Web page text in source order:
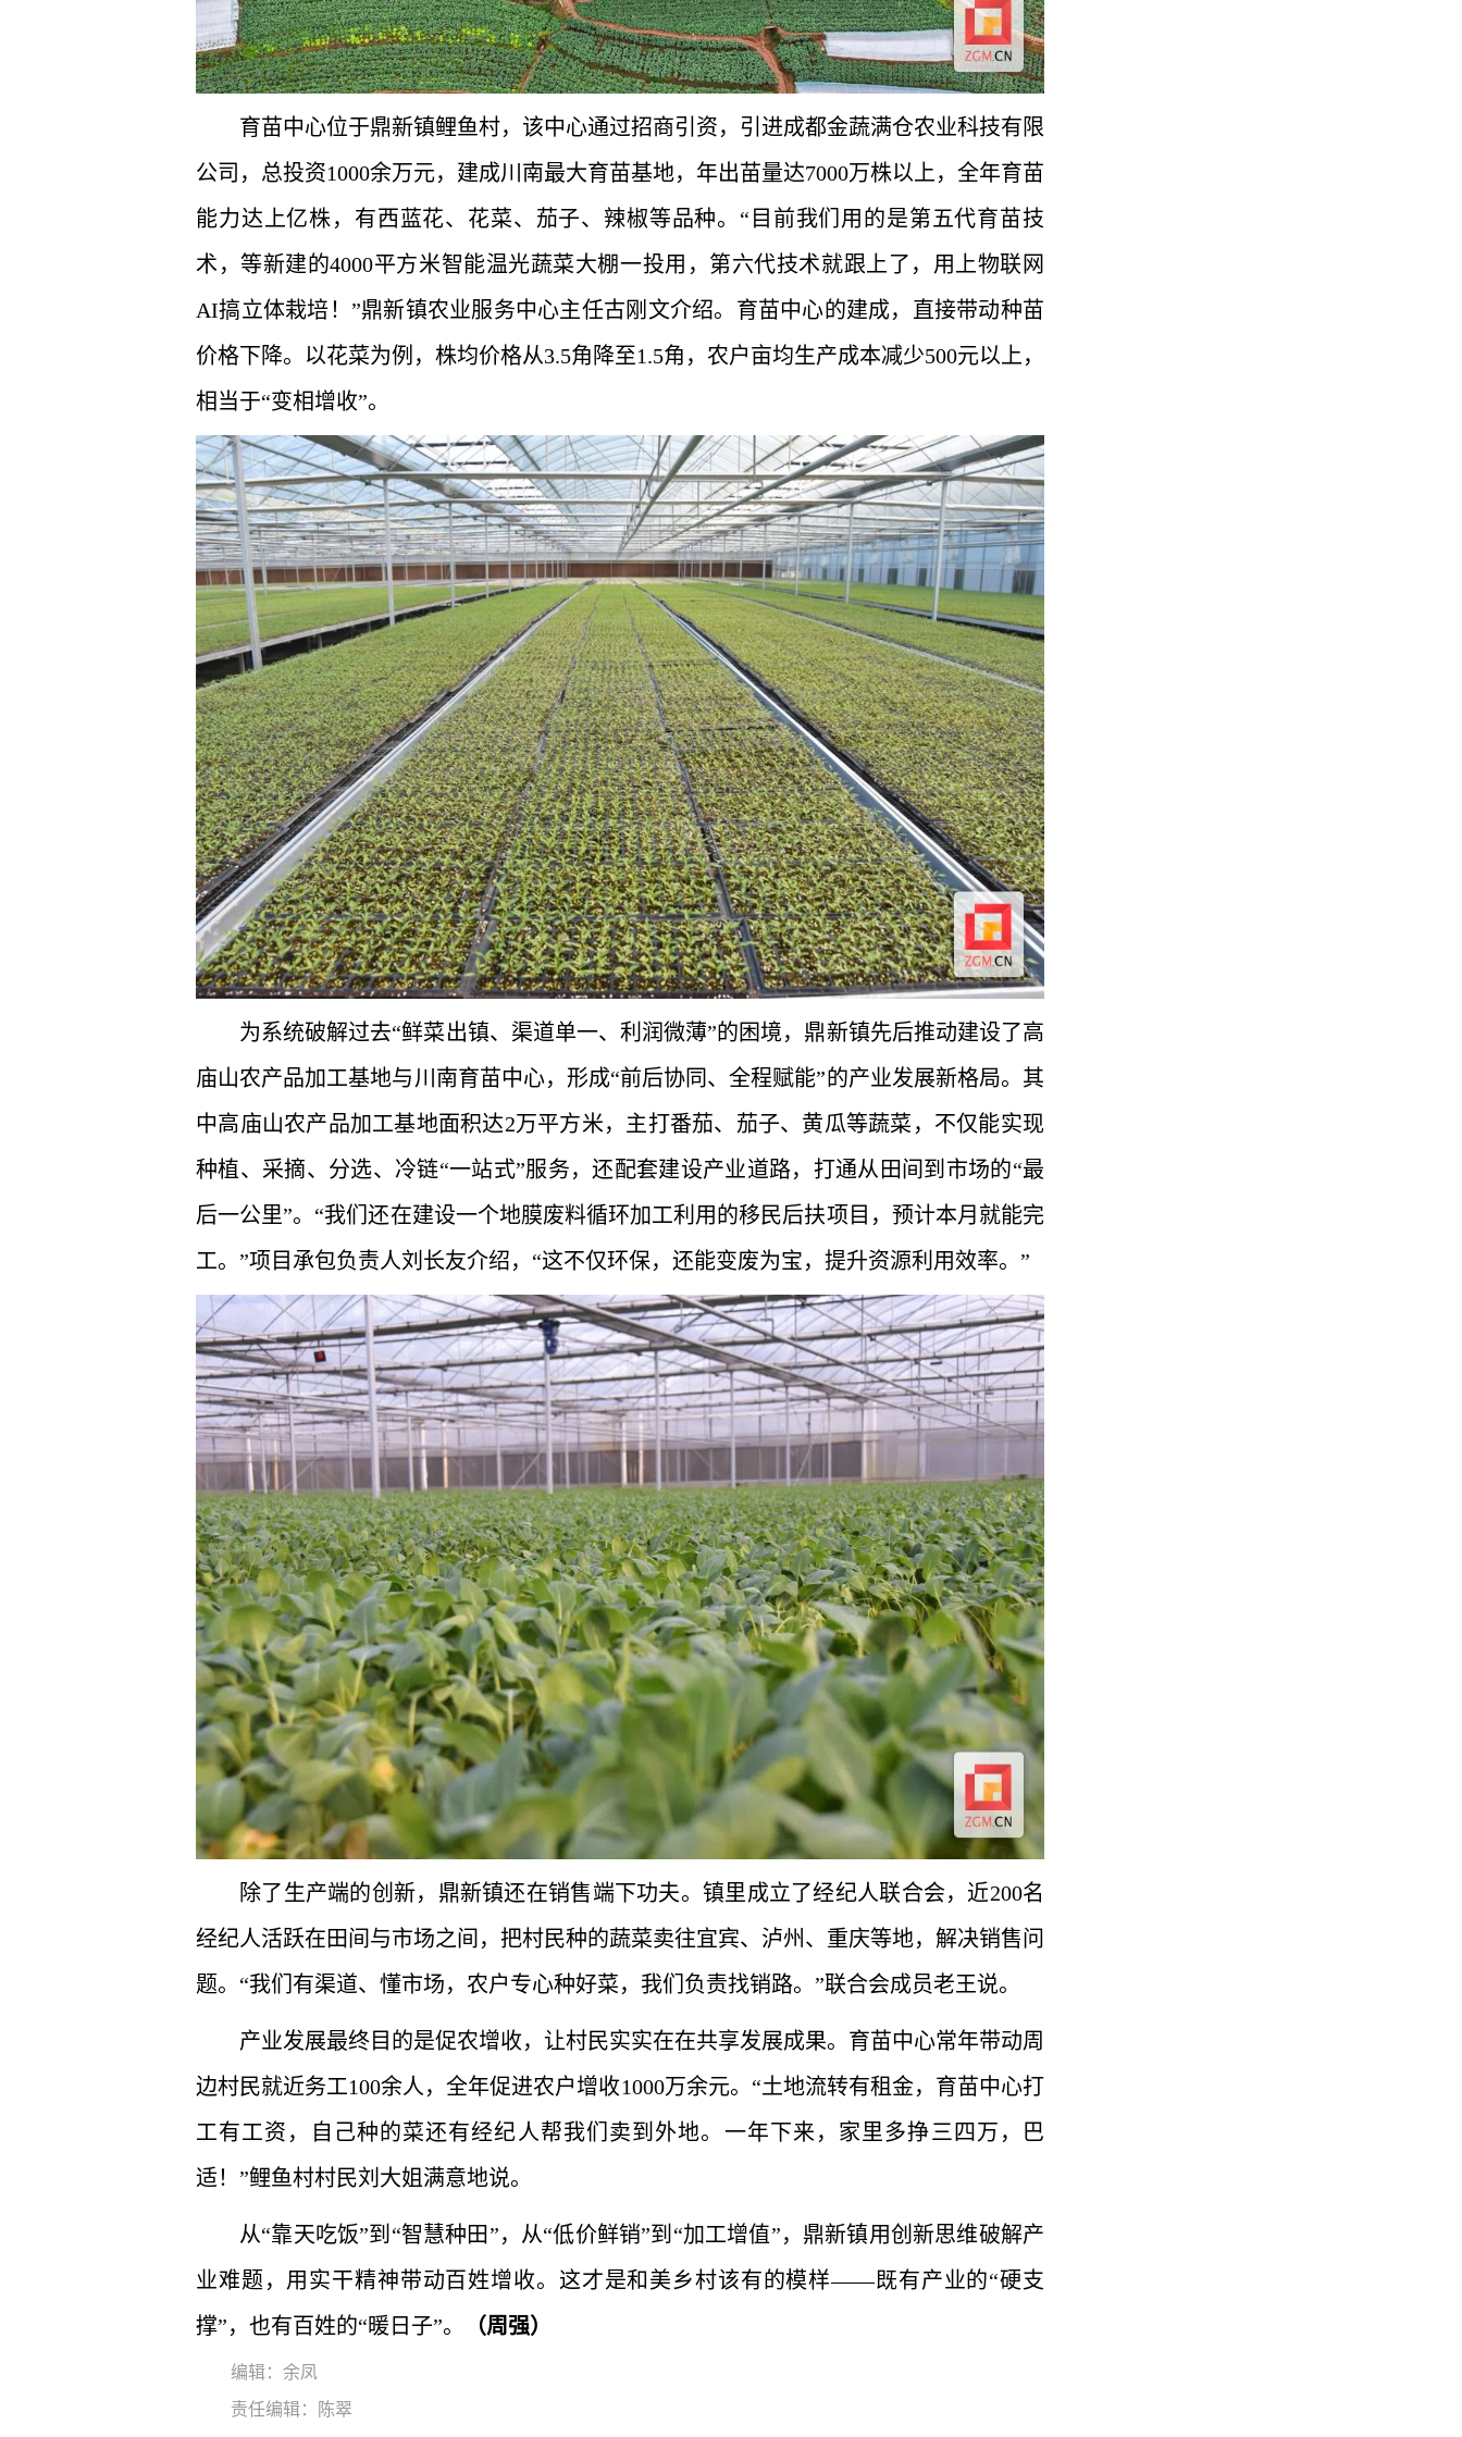
育苗中心位于鼎新镇鲤鱼村，该中心通过招商引资，引进成都金蔬满仓农业科技有限
公司，总投资1000余万元，建成川南最大育苗基地，年出苗量达7000万株以上，全年育苗
能力达上亿株，有西蓝花、花菜、茄子、辣椒等品种。“目前我们用的是第五代育苗技
术，等新建的4000平方米智能温光蔬菜大棚一投用，第六代技术就跟上了，用上物联网
AI搞立体栽培！”鼎新镇农业服务中心主任古刚文介绍。育苗中心的建成，直接带动种苗
价格下降。以花菜为例，株均价格从3.5角降至1.5角，农户亩均生产成本减少500元以上，
相当于“变相增收”。
为系统破解过去“鲜菜出镇、渠道单一、利润微薄”的困境，鼎新镇先后推动建设了高
庙山农产品加工基地与川南育苗中心，形成“前后协同、全程赋能”的产业发展新格局。其
中高庙山农产品加工基地面积达2万平方米，主打番茄、茄子、黄瓜等蔬菜，不仅能实现
种植、采摘、分选、冷链“一站式”服务，还配套建设产业道路，打通从田间到市场的“最
后一公里”。“我们还在建设一个地膜废料循环加工利用的移民后扶项目，预计本月就能完
工。”项目承包负责人刘长友介绍，“这不仅环保，还能变废为宝，提升资源利用效率。”
除了生产端的创新，鼎新镇还在销售端下功夫。镇里成立了经纪人联合会，近200名
经纪人活跃在田间与市场之间，把村民种的蔬菜卖往宜宾、泸州、重庆等地，解决销售问
题。“我们有渠道、懂市场，农户专心种好菜，我们负责找销路。”联合会成员老王说。
产业发展最终目的是促农增收，让村民实实在在共享发展成果。育苗中心常年带动周
边村民就近务工100余人，全年促进农户增收1000万余元。“土地流转有租金，育苗中心打
工有工资，自己种的菜还有经纪人帮我们卖到外地。一年下来，家里多挣三四万，巴
适！”鲤鱼村村民刘大姐满意地说。
从“靠天吃饭”到“智慧种田”，从“低价鲜销”到“加工增值”，鼎新镇用创新思维破解产
业难题，用实干精神带动百姓增收。这才是和美乡村该有的模样——既有产业的“硬支
撑”，也有百姓的“暖日子”。
（周强）
编辑：余凤
责任编辑：陈翠